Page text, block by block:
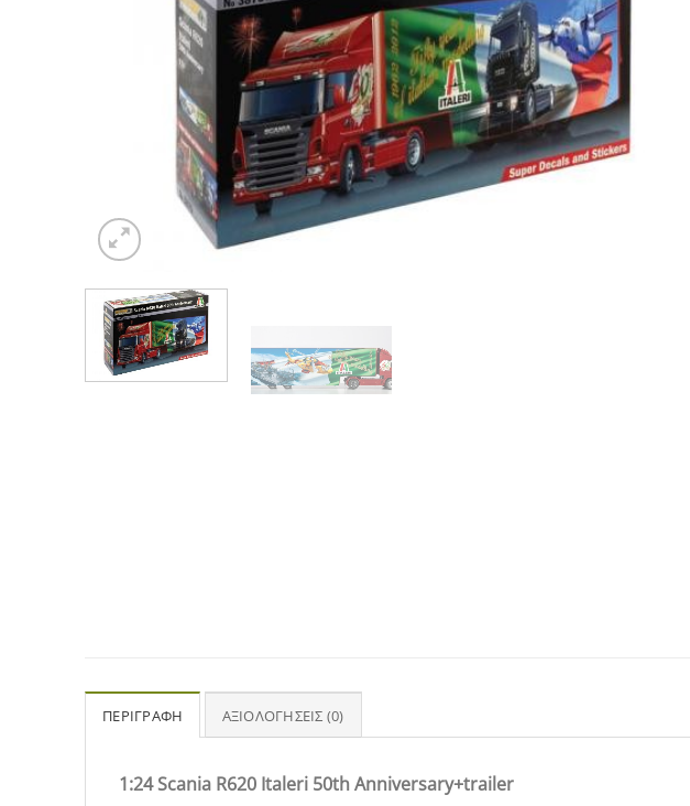
ΠΕΡΙΓΡΑΦΉ ΑΞΙΟΛΟΓΉΣΕΙΣ (0)
1:24 Scania R620 Italeri 50th Anniversary+trailer